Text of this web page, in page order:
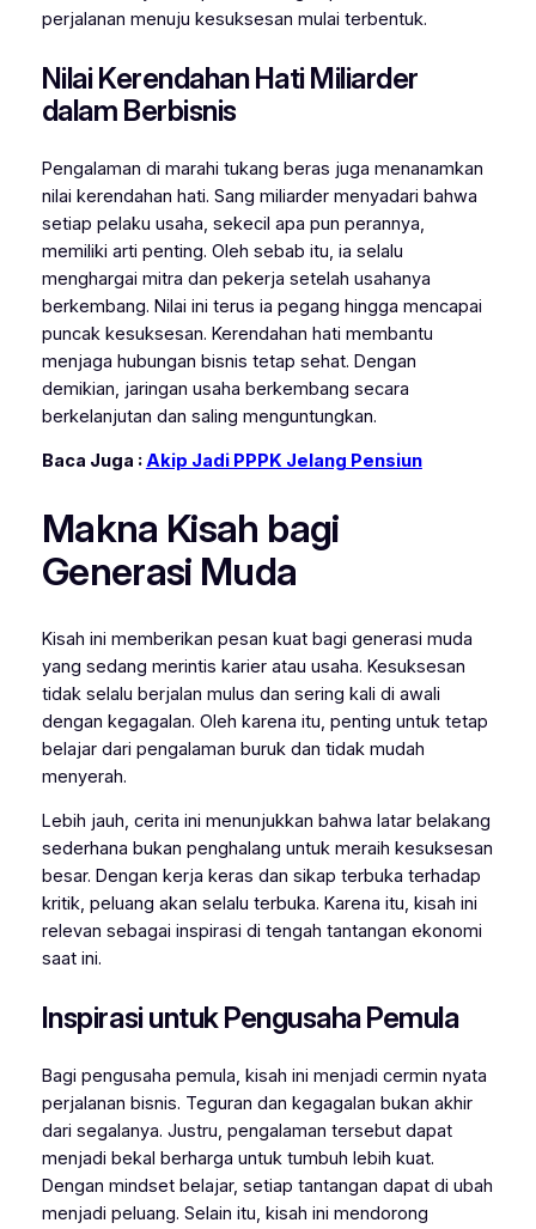
perjalanan menuju kesuksesan mulai terbentuk.
Nilai Kerendahan Hati Miliarder
dalam Berbisnis
Pengalaman di marahi tukang beras juga menanamkan
nilai kerendahan hati. Sang miliarder menyadari bahwa
setiap pelaku usaha, sekecil apa pun perannya,
memiliki arti penting. Oleh sebab itu, ia selalu
menghargai mitra dan pekerja setelah usahanya
berkembang. Nilai ini terus ia pegang hingga mencapai
puncak kesuksesan. Kerendahan hati membantu
menjaga hubungan bisnis tetap sehat. Dengan
demikian, jaringan usaha berkembang secara
berkelanjutan dan saling menguntungkan.
Baca Juga :Akip Jadi PPPK Jelang Pensiun
Makna Kisah bagi
Generasi Muda
Kisah ini memberikan pesan kuat bagi generasi muda
yang sedang merintis karier atau usaha. Kesuksesan
tidak selalu berjalan mulus dan sering kali di awali
dengan kegagalan. Oleh karena itu, penting untuk tetap
belajar dari pengalaman buruk dan tidak mudah
menyerah.
Lebih jauh, cerita ini menunjukkan bahwa latar belakang
sederhana bukan penghalang untuk meraih kesuksesan
besar. Dengan kerja keras dan sikap terbuka terhadap
kritik, peluang akan selalu terbuka. Karena itu, kisah ini
relevan sebagai inspirasi di tengah tantangan ekonomi
saat ini.
Inspirasi untuk Pengusaha Pemula
Bagi pengusaha pemula, kisah ini menjadi cermin nyata
perjalanan bisnis. Teguran dan kegagalan bukan akhir
dari segalanya. Justru, pengalaman tersebut dapat
menjadi bekal berharga untuk tumbuh lebih kuat.
Dengan mindset belajar, setiap tantangan dapat di ubah
menjadi peluang. Selain itu, kisah ini mendorong